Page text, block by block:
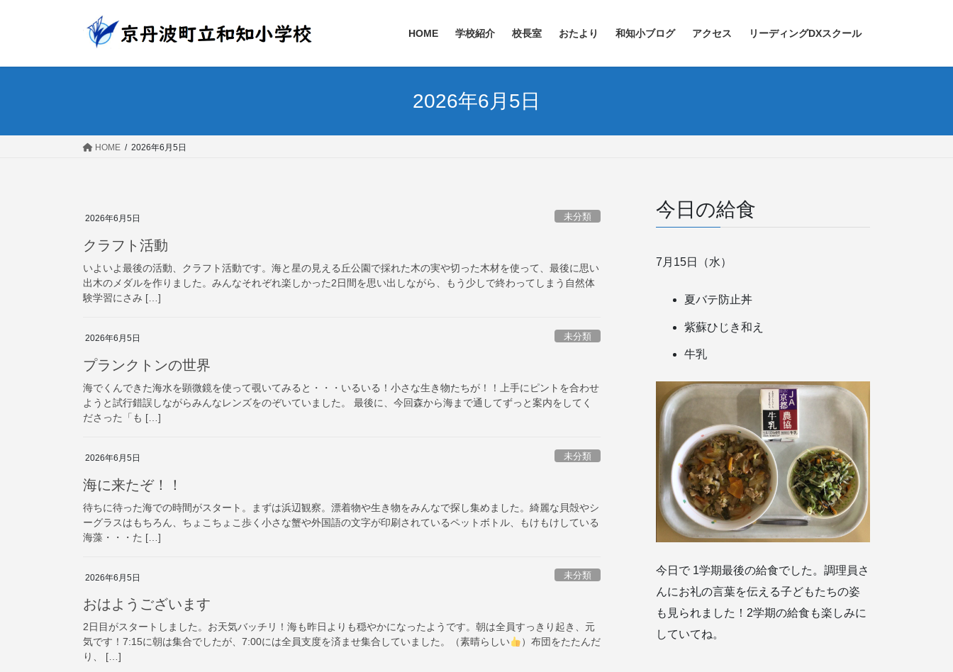
HOME 学校紹介 校長室 おたより 和知小ブログ アクセス リーディングDXスクール
2026年6月5日
HOME 2026年6月5日
2026年6月5日 未分類
クラフト活動
いよいよ最後の活動、クラフト活動です。海と星の見える丘公園で採れた木の実や切った木材を使って、最後に思い
出木のメダルを作りました。みんなそれぞれ楽しかった2日間を思い出しながら、もう少しで終わってしまう自然体
験学習にさみ […]
2026年6月5日 未分類
プランクトンの世界
海でくんできた海水を顕微鏡を使って覗いてみると・・・いるいる！小さな生き物たちが！！上手にピントを合わせ
ようと試行錯誤しながらみんなレンズをのぞいていました。 最後に、今回森から海まで通してずっと案内をしてく
ださった「も […]
2026年6月5日 未分類
海に来たぞ！！
待ちに待った海での時間がスタート。まずは浜辺観察。漂着物や生き物をみんなで探し集めました。綺麗な貝殻やシ
ーグラスはもちろん、ちょこちょこ歩く小さな蟹や外国語の文字が印刷されているペットボトル、もけもけしている
海藻・・・た […]
2026年6月5日 未分類
おはようございます
2日目がスタートしました。お天気バッチリ！海も昨日よりも穏やかになったようです。朝は全員すっきり起き、元
気です！7:15に朝は集合でしたが、7:00には全員支度を済ませ集合していました。（素晴らしい
）布団をたたんだ
り、 […]
今日の給食
7月15日（水）
夏バテ防止丼
紫蘇ひじき和え
牛乳
今日で 1学期最後の給食でした。調理員さ
んにお礼の言葉を伝える子どもたちの姿
も見られました！2学期の給食も楽しみに
していてね。